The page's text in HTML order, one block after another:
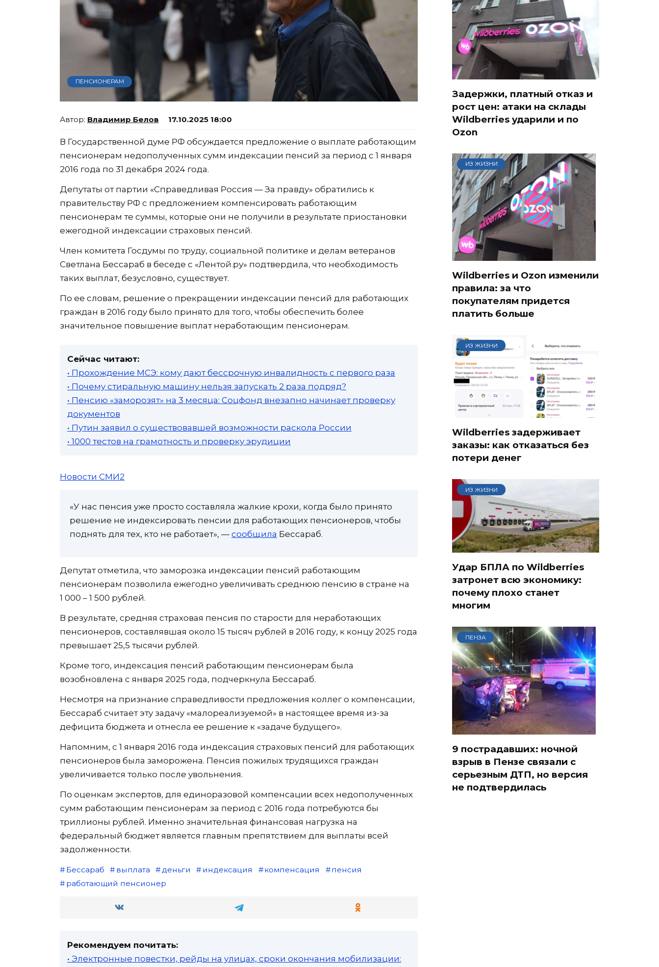
ПЕНСИОНЕРАМ
Владимир Белов 17.10.2025 18:00
В Государственной думе РФ обсуждается предложение о выплате работающим
пенсионерам недополученных сумм индексации пенсий за период с 1 января
2016 года по 31 декабря 2024 года.
Депутаты от партии «Справедливая Россия — За правду» обратились к
правительству РФ с предложением компенсировать работающим
пенсионерам те суммы, которые они не получили в результате приостановки
ежегодной индексации страховых пенсий.
Член комитета Госдумы по труду, социальной политике и делам ветеранов
Светлана Бессараб в беседе с «Лентой.ру» подтвердила, что необходимость
таких выплат, безусловно, существует.
По ее словам, решение о прекращении индексации пенсий для работающих
граждан в 2016 году было принято для того, чтобы обеспечить более
значительное повышение выплат неработающим пенсионерам.
Сейчас читают:
• Прохождение МСЭ: кому дают бессрочную инвалидность с первого раза
• Почему стиральную машину нельзя запускать 2 раза подряд?
• Пенсию «заморозят» на 3 месяца: Соцфонд внезапно начинает проверку
документов
• Путин заявил о существовавшей возможности раскола России
• 1000 тестов на грамотность и проверку эрудиции
Новости СМИ2
«У нас пенсия уже просто составляла жалкие крохи, когда было принято
решение не индексировать пенсии для работающих пенсионеров, чтобы
поднять для тех, кто не работает», — сообщила Бессараб.
Депутат отметила, что заморозка индексации пенсий работающим
пенсионерам позволила ежегодно увеличивать среднюю пенсию в стране на
1 000 – 1 500 рублей.
В результате, средняя страховая пенсия по старости для неработающих
пенсионеров, составлявшая около 15 тысяч рублей в 2016 году, к концу 2025 года
превышает 25,5 тысячи рублей.
Кроме того, индексация пенсий работающим пенсионерам была
возобновлена с января 2025 года, подчеркнула Бессараб.
Несмотря на признание справедливости предложения коллег о компенсации,
Бессараб считает эту задачу «малореализуемой» в настоящее время из-за
дефицита бюджета и отнесла ее решение к «задаче будущего».
Напомним, с 1 января 2016 года индексация страховых пенсий для работающих
пенсионеров была заморожена. Пенсия пожилых трудящихся граждан
увеличивается только после увольнения.
По оценкам экспертов, для единоразовой компенсации всех недополученных
сумм работающим пенсионерам за период с 2016 года потребуются бы
триллионы рублей. Именно значительная финансовая нагрузка на
федеральный бюджет является главным препятствием для выплаты всей
задолженности.
Бессараб выплата деньги индексация компенсация
пенсия
работающий пенсионер
Рекомендуем почитать:
• Электронные повестки, рейды на улицах, сроки окончания мобилизации:
Задержки, платный отказ и
рост цен: атаки на склады
Wildberries ударили и по
Ozon
ИЗ ЖИЗНИ
Wildberries и Ozon изменили
правила: за что
покупателям придется
платить больше
ИЗ ЖИЗНИ
Wildberries задерживает
заказы: как отказаться без
потери денег
ИЗ ЖИЗНИ
Удар БПЛА по Wildberries
затронет всю экономику:
почему плохо станет
многим
ПЕНЗА
9 пострадавших: ночной
взрыв в Пензе связали с
серьезным ДТП, но версия
не подтвердилась